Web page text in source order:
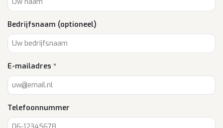
Bedrijfsnaam (optioneel)
E-mailadres *
Telefoonnummer